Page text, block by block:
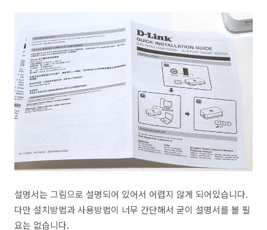
설명서는 그림으로 설명되어 있어서 어렵지 않게 되어있습니다.
다만 설치방법과 사용방법이 너무 간단해서 굳이 설명서를 볼 필
요는 없습니다.